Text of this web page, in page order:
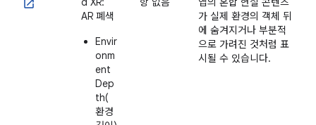
AR 폐색
Envir
onm
ent
Dep
th(
환경
가 실제 환경의 객체 뒤
에 숨겨지거나 부분적
으로 가려진 것처럼 표
시될 수 있습니다.